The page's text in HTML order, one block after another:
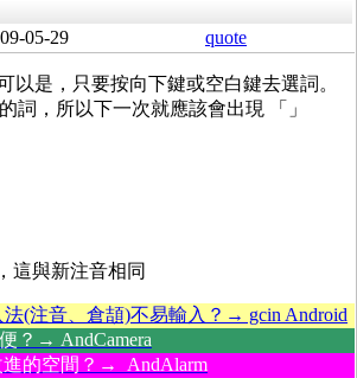
05-29 quote
以是，只要按向下鍵或空白鍵去選詞。
詞，所以下一次就應該會出現 「」
這與新注音相同
(注音、倉頡)不易輸入？→ gcin Android
？→ AndCamera
進的空間？→ AndAlarm